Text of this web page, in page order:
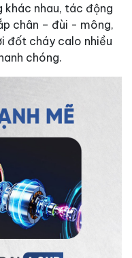
khác nhau, tác động
chân – đùi - mông,
đốt cháy calo nhiều
chóng.